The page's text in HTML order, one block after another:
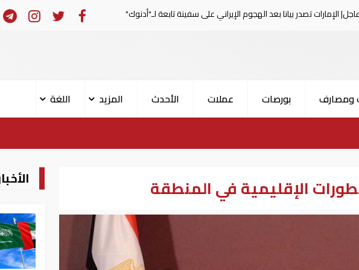
بعد الهجوم الإيراني على سفينة تابعة لـ"أدنوك" الحرس الثوري: إعادة فتح
ومصارف بورصات عملات الأحدث المزيد
اللغة
الإقليمية في المنطقة